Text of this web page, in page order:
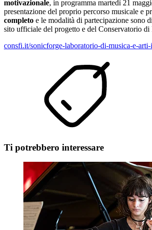
motivazionale, in programma martedì 21
presentazione del proprio percorso musicale e
completo e le modalità di partecipazione sono
sito ufficiale del progetto e del Conservatorio di
consfi.it/sonicforge-laboratorio-di-musica-e-
Ti potrebbero interessare